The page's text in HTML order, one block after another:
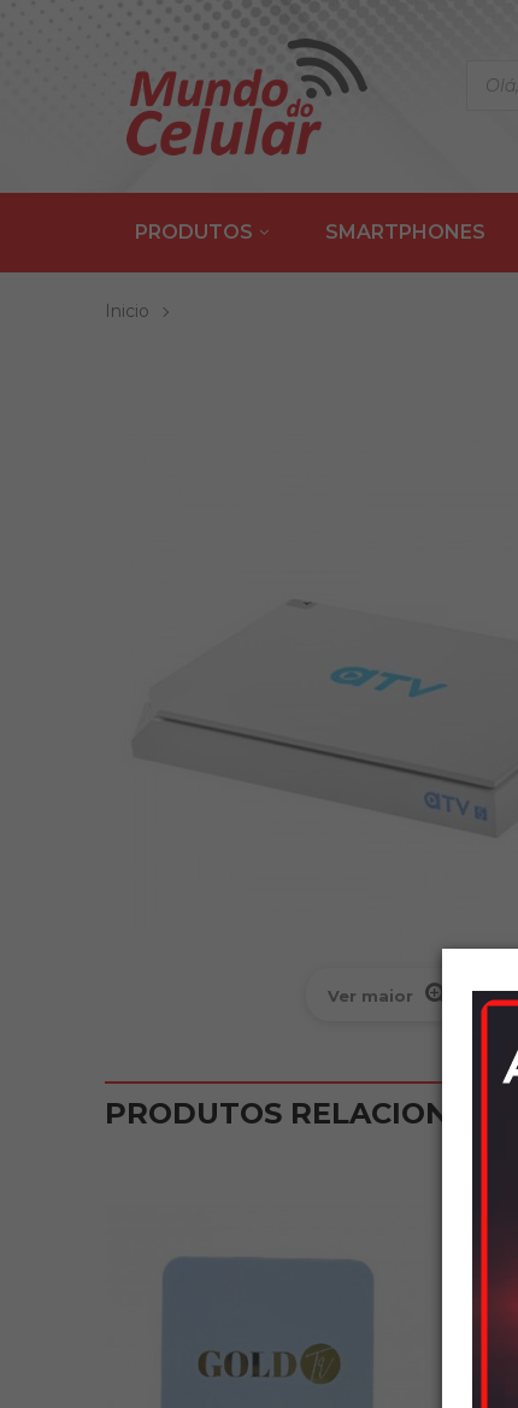
PRODUTOS SMARTPHONES
Inicio
Ver maior
PRODUTOS